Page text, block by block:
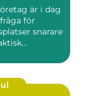
är i dag
för
snarare